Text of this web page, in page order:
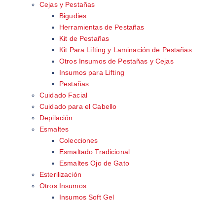
Cejas y Pestañas
Bigudies
Herramientas de Pestañas
Kit de Pestañas
Kit Para Lifting y Laminación de Pestañas
Otros Insumos de Pestañas y Cejas
Insumos para Lifting
Pestañas
Cuidado Facial
Cuidado para el Cabello
Depilación
Esmaltes
Colecciones
Esmaltado Tradicional
Esmaltes Ojo de Gato
Esterilización
Otros Insumos
Insumos Soft Gel